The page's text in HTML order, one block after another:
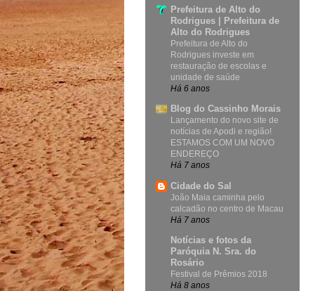
Prefeitura de Alto do
Rodrigues | Prefeitura de
Alto do Rodrigues
Prefeitura de Alto do
Rodrigues investe em
restauração de escolas e
unidade de saúde
Há 6 anos
Blog do Cassinho Morais
Lançamento do novo site de
notícias de Apodi e região!
ESTAMOS COM UM NOVO
ENDEREÇO
Há 7 anos
Cidade do Sal
João Maia caminha pelo
calcadão no centro de Macau
Há 7 anos
Notícias e fotos da
Paróquia N. Sra. do
Rosário
Festival de Prêmios 2018
Há 8 anos